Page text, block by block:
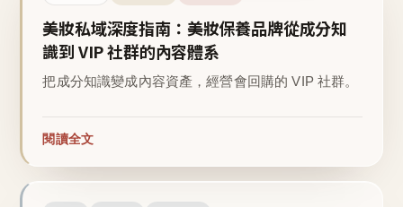
美妝私域深度指南：美妝保養品牌從成分知
識到 VIP 社群的內容體系
把成分知識變成內容資產，經營會回購的 VIP 社群。
閱讀全文